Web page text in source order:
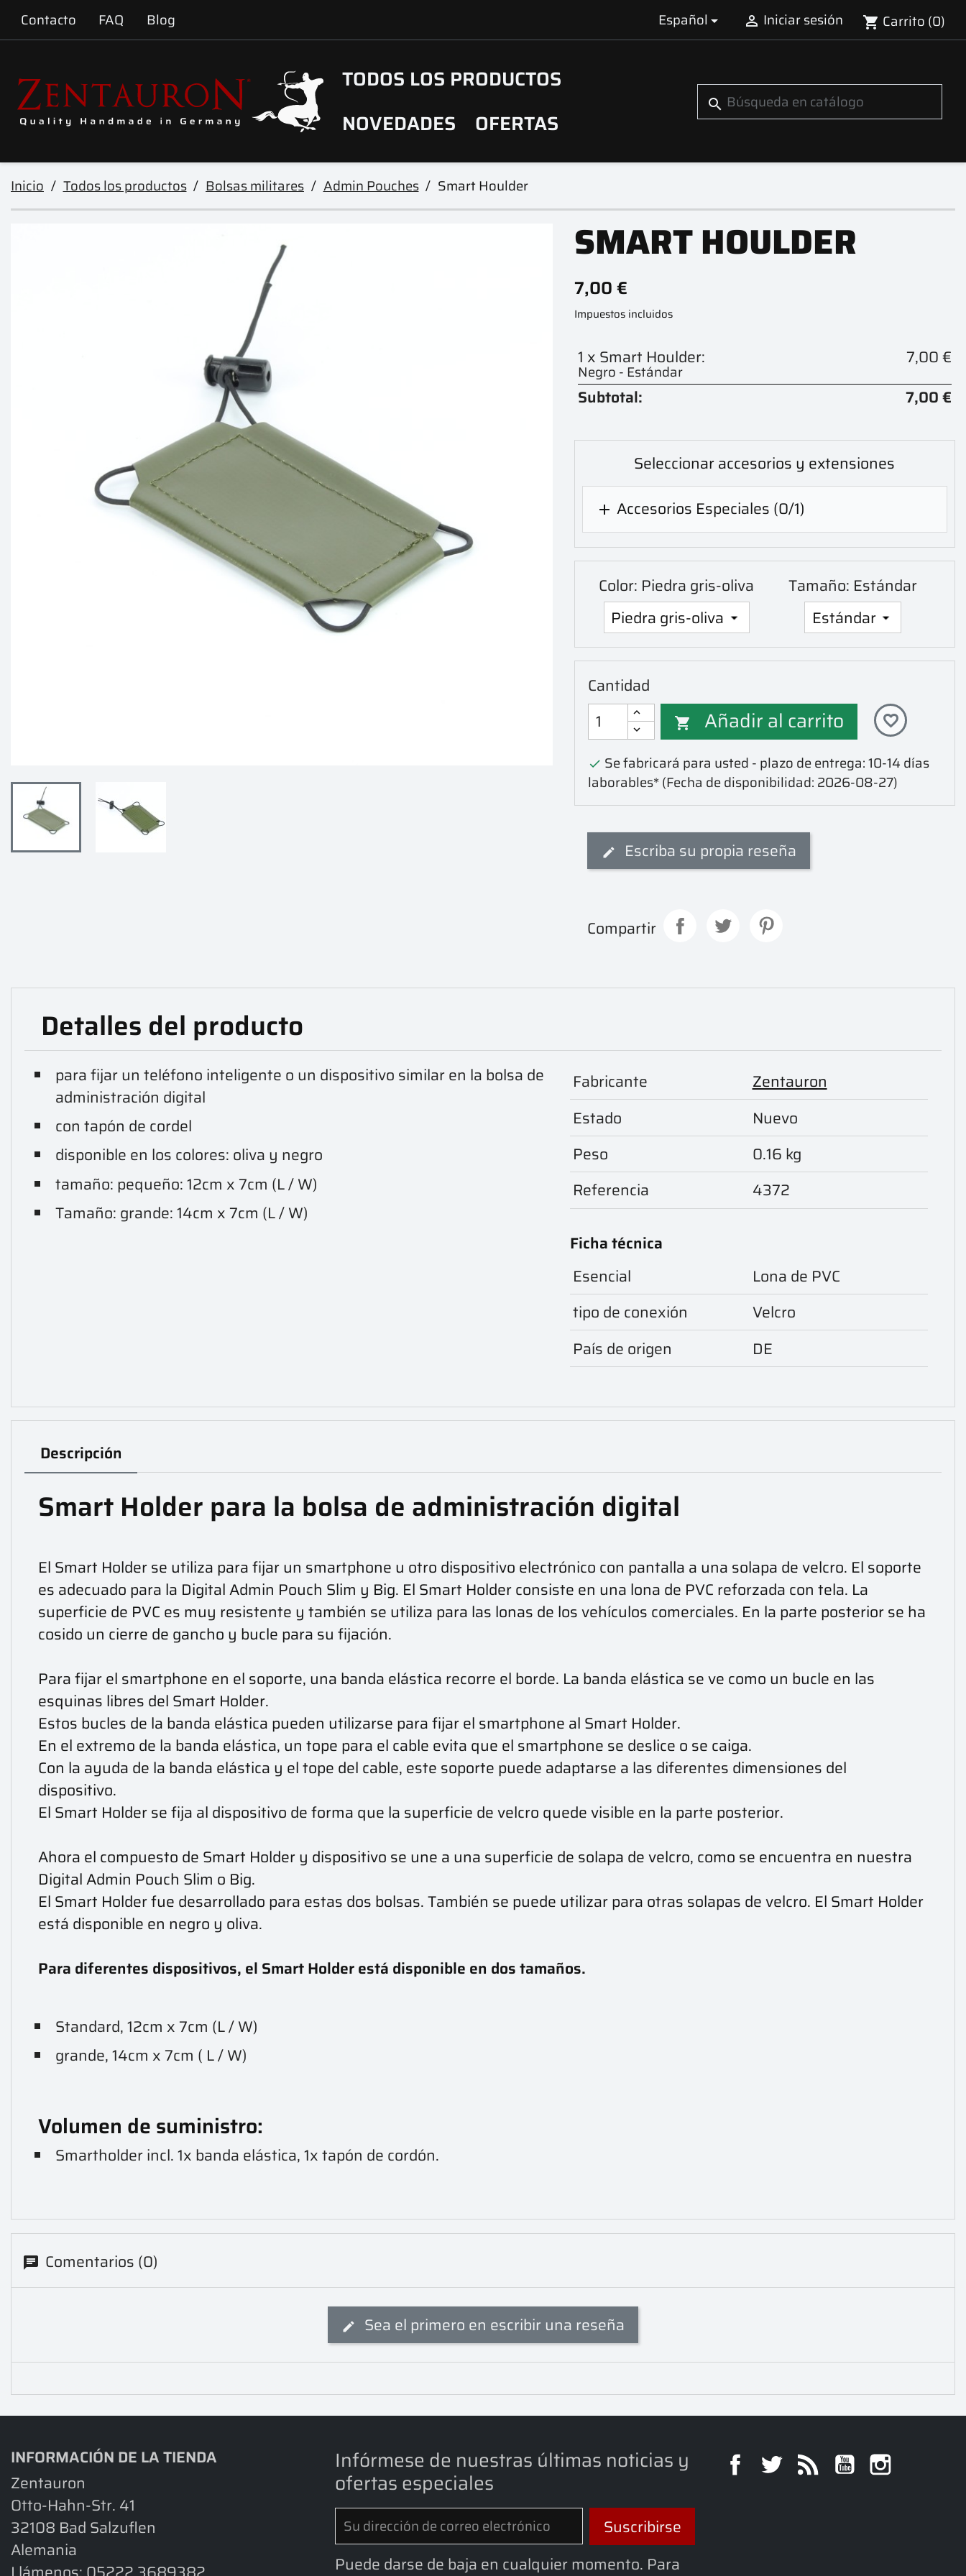
Contacto FAQ Blog Español  Iniciar sesión shopping_cart Carrito (0)
TODOS LOS PRODUCTOS
NOVEDADES
OFERTAS
search
Inicio Todos los productos Bolsas militares Admin Pouches Smart Houlder
SMART HOULDER
7,00 €
Impuestos incluidos
1 x Smart Houlder:
Negro - Estándar
7,00 €
Subtotal:
7,00 €
Seleccionar accesorios y extensiones
 Accesorios Especiales (0/1)
Color: Piedra gris-oliva Tamaño: Estándar
Cantidad
 Añadir al carrito favorite_border
 Se fabricará para usted - plazo de entrega: 10-14 días
laborables* (Fecha de disponibilidad: 2026-08-27)
Escriba su propia reseña
Compartir
Detalles del producto
para fijar un teléfono inteligente o un dispositivo similar en la bolsa de
administración digital
con tapón de cordel
disponible en los colores: oliva y negro
tamaño: pequeño: 12cm x 7cm (L / W)
Tamaño: grande: 14cm x 7cm (L / W)
Fabricante
Zentauron
Estado
Nuevo
Peso
0.16 kg
Referencia
4372
Ficha técnica
Esencial
Lona de PVC
tipo de conexión
Velcro
País de origen
DE
Descripción
Smart Holder para la bolsa de administración digital
El Smart Holder se utiliza para fijar un smartphone u otro dispositivo electrónico con pantalla a una solapa de velcro. El soporte
es adecuado para la Digital Admin Pouch Slim y Big. El Smart Holder consiste en una lona de PVC reforzada con tela. La
superficie de PVC es muy resistente y también se utiliza para las lonas de los vehículos comerciales. En la parte posterior se ha
cosido un cierre de gancho y bucle para su fijación.
Para fijar el smartphone en el soporte, una banda elástica recorre el borde. La banda elástica se ve como un bucle en las
esquinas libres del Smart Holder.
Estos bucles de la banda elástica pueden utilizarse para fijar el smartphone al Smart Holder.
En el extremo de la banda elástica, un tope para el cable evita que el smartphone se deslice o se caiga.
Con la ayuda de la banda elástica y el tope del cable, este soporte puede adaptarse a las diferentes dimensiones del
dispositivo.
El Smart Holder se fija al dispositivo de forma que la superficie de velcro quede visible en la parte posterior.
Ahora el compuesto de Smart Holder y dispositivo se une a una superficie de solapa de velcro, como se encuentra en nuestra
Digital Admin Pouch Slim o Big.
El Smart Holder fue desarrollado para estas dos bolsas. También se puede utilizar para otras solapas de velcro. El Smart Holder
está disponible en negro y oliva.
Para diferentes dispositivos, el Smart Holder está disponible en dos tamaños.
Standard, 12cm x 7cm (L / W)
grande, 14cm x 7cm ( L / W)
Volumen de suministro:
Smartholder incl. 1x banda elástica, 1x tapón de cordón.
Comentarios (0)
Sea el primero en escribir una reseña
INFORMACIÓN DE LA TIENDA
Zentauron
Otto-Hahn-Str. 41
32108 Bad Salzuflen
Alemania
Infórmese de nuestras últimas noticias y
ofertas especiales
Puede darse de baja en cualquier momento. Para
FacebookTwitterRss YouTube